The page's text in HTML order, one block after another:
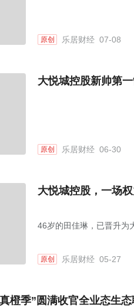
原创 乐居财经 07-08
大悦城控股新帅第一
原创 乐居财经 06-30
大悦城控股，一场
46岁的田佳琳，已晋升为
原创 乐居财经 05-27
橙季”圆满收官全业态生